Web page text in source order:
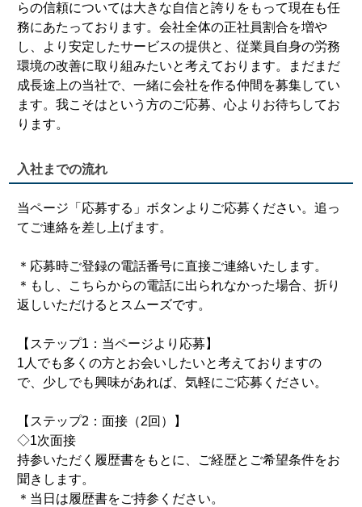
らの信頼については大きな自信と誇りをもって現在も任
務にあたっております。会社全体の正社員割合を増や
し、より安定したサービスの提供と、従業員自身の労務
環境の改善に取り組みたいと考えております。まだまだ
成長途上の当社で、一緒に会社を作る仲間を募集してい
ます。我こそはという方のご応募、心よりお待ちしてお
ります。
入社までの流れ
当ページ「応募する」ボタンよりご応募ください。追っ
てご連絡を差し上げます。
＊応募時ご登録の電話番号に直接ご連絡いたします。
＊もし、こちらからの電話に出られなかった場合、折り
返しいただけるとスムーズです。
【ステップ1：当ページより応募】
1人でも多くの方とお会いしたいと考えておりますの
で、少しでも興味があれば、気軽にご応募ください。
【ステップ2：面接（2回）】
◇1次面接
持参いただく履歴書をもとに、ご経歴とご希望条件をお
聞きします。
＊当日は履歴書をご持参ください。